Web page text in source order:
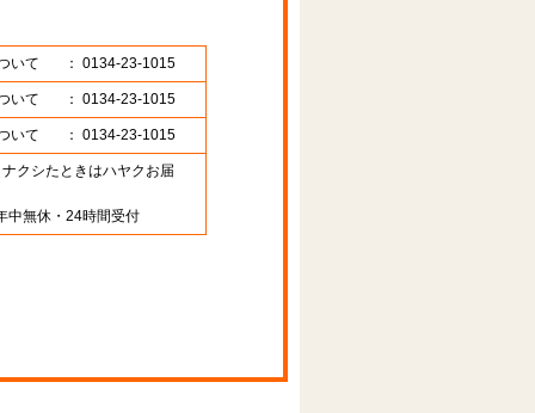
いて ： 0134-23-1015
いて ： 0134-23-1015
いて ： 0134-23-1015
クシたときはハヤクお届
中無休・24時間受付